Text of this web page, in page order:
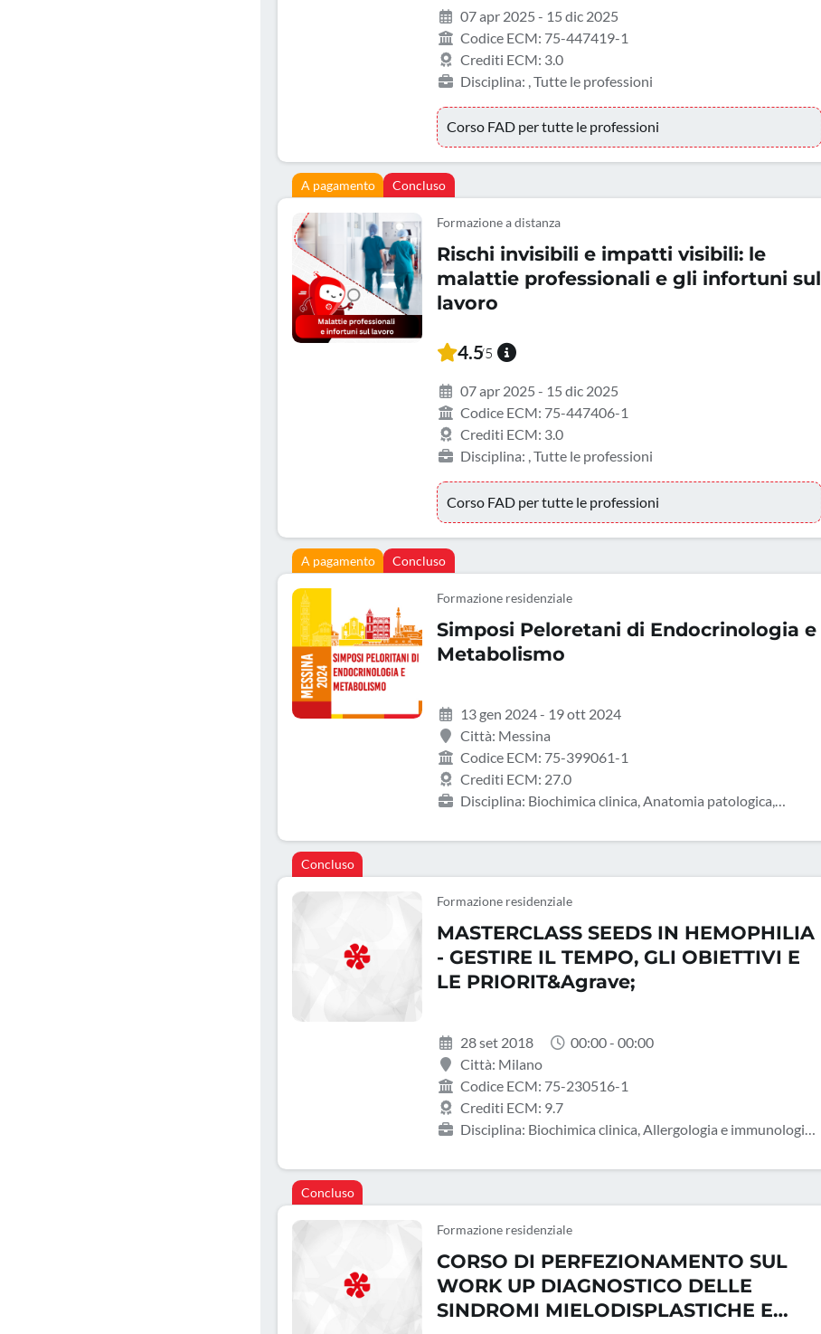
07 apr 2025 - 15 dic 2025
Codice ECM: 75-447419-1
Crediti ECM: 3.0
Disciplina: , Tutte le professioni
Corso FAD per tutte le professioni
A pagamento Concluso
Formazione a distanza
Rischi invisibili e impatti visibili: le
malattie professionali e gli infortuni sul
lavoro
07 apr 2025 - 15 dic 2025
Codice ECM: 75-447406-1
Crediti ECM: 3.0
Disciplina: , Tutte le professioni
4.5/5
Corso FAD per tutte le professioni
A pagamento Concluso
Formazione residenziale
Simposi Peloretani di Endocrinologia e
Metabolismo
13 gen 2024 - 19 ott 2024
Città: Messina
Codice ECM: 75-399061-1
Crediti ECM: 27.0
Disciplina: Biochimica clinica, Anatomia patologica,
Farmacologia e tossicologia clinica, Ginecologia e ostetricia,
nucleare, Nefrologia, Neurologia, Pediatria, Pediatria (Pediatri
di libera scelta), Psicologia, Radiodiagnostica, Radioterapia,
Scienza dell'alimentazione e dietetica
Concluso
Formazione residenziale
MASTERCLASS SEEDS IN HEMOPHILIA
- GESTIRE IL TEMPO, GLI OBIETTIVI E
LE PRIORIT&Agrave;
28 set 2018
00:00 - 00:00
Città: Milano
Codice ECM: 75-230516-1
Crediti ECM: 9.7
Disciplina: Biochimica clinica, Allergologia e immunologia
Chirurgia generale, Chirurgia pediatrica, Chirurgia vascolare,
pubblico del SSN, Farmacologia e tossicologia clinica, Genetica
medica, Geriatria, Laboratorio di genetica medica, Malattie
infettive, Malattie metaboliche e diabetologia, Medicina
d'emergenza-urgenza, Medicina fisica e riabilitazione,
Concluso
Formazione residenziale
CORSO DI PERFEZIONAMENTO SUL
WORK UP DIAGNOSTICO DELLE
SINDROMI MIELODISPLASTICHE E